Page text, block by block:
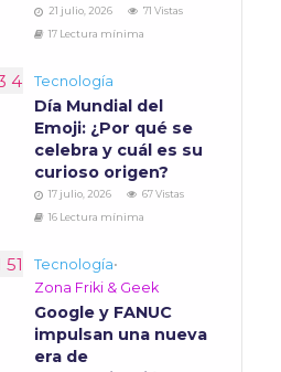
21 julio, 2026
71 Vistas
17 Lectura mínima
Tecnología
Día Mundial del
Emoji: ¿Por qué se
celebra y cuál es su
curioso origen?
17 julio, 2026
67 Vistas
16 Lectura mínima
Tecnología•
Zona Friki & Geek
Google y FANUC
impulsan una nueva
era de